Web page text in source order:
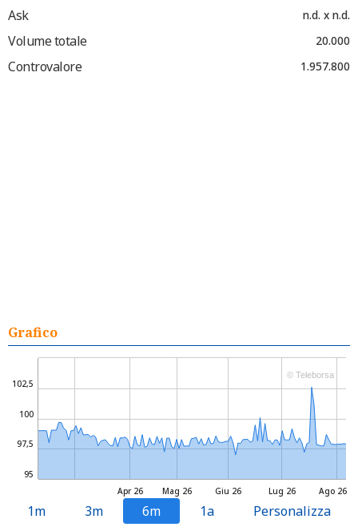
Ask n.d. x n.d.
Volume totale 20.000
Controvalore 1.957.800
Grafico
Mag 26 Lug 26
Apr 26 Giu 26 Ago 26
95
97,5
100
102,5
© Teleborsa
1m 3m 6m 1a Personalizza